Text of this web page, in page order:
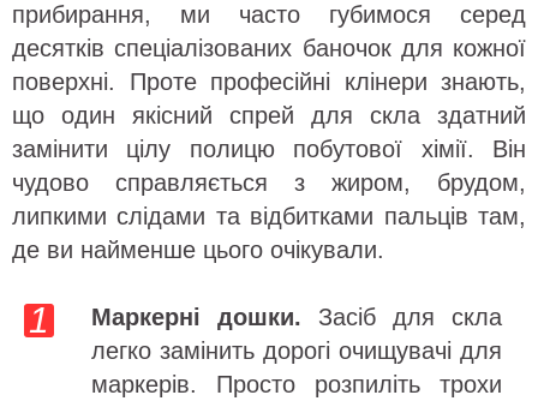
прибирання, ми часто губимося серед
десятків спеціалізованих баночок для кожної
поверхні. Проте професійні клінери знають,
що один якісний спрей для скла здатний
замінити цілу полицю побутової хімії. Він
чудово справляється з жиром, брудом,
липкими слідами та відбитками пальців там,
де ви найменше цього очікували.
Маркерні дошки. Засіб для скла
легко замінить дорогі очищувачі для
маркерів. Просто розпиліть трохи